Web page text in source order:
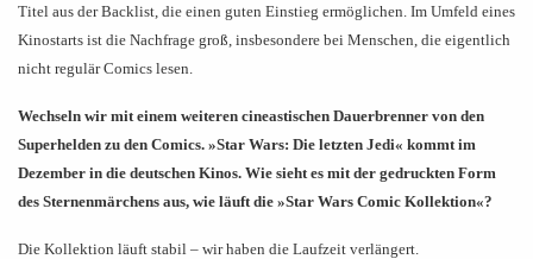
Titel aus der Backlist, die einen guten Einstieg ermöglichen. Im Umfeld eines
Kinostarts ist die Nachfrage groß, insbesondere bei Menschen, die eigentlich
nicht regulär Comics lesen.
Wechseln wir mit einem weiteren cineastischen Dauerbrenner von den
Superhelden zu den Comics. »Star Wars: Die letzten Jedi« kommt im
Dezember in die deutschen Kinos. Wie sieht es mit der gedruckten Form
des Sternenmärchens aus, wie läuft die »Star Wars Comic Kollektion«?
Die Kollektion läuft stabil – wir haben die Laufzeit verlängert.